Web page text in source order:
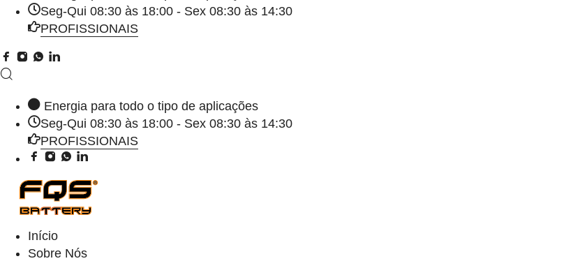
Seg-Qui 08:30 às 18:00 - Sex 08:30 às 14:30
PROFISSIONAIS
Energia para todo o tipo de aplicações
Seg-Qui 08:30 às 18:00 - Sex 08:30 às 14:30
PROFISSIONAIS
Início
Sobre Nós